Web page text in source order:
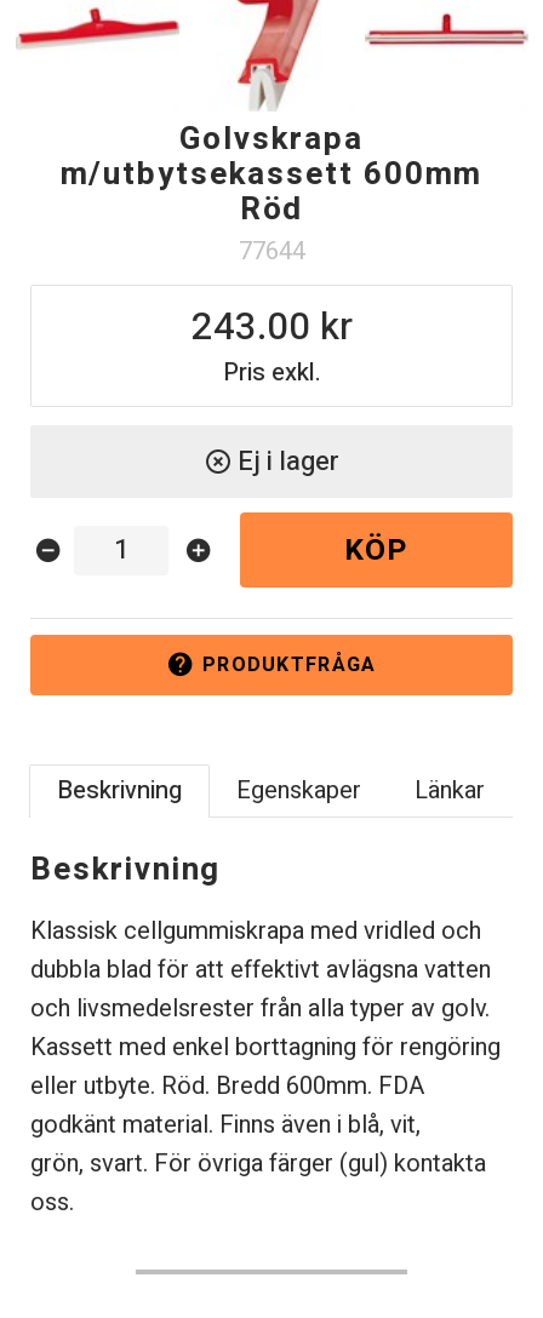
Golvskrapa
m/utbytsekassett 600mm
Röd
77644
Pris exkl.
243.00
highlight_off Ej i lager
help PRODUKTFRÅGA
remove_circle add_circle KÖP
Beskrivning Egenskaper Länkar
Beskrivning
Klassisk cellgummiskrapa med vridled och
dubbla blad för att effektivt avlägsna vatten
och livsmedelsrester från alla typer av golv.
Kassett med enkel borttagning för rengöring
eller utbyte. Röd. Bredd 600mm. FDA
godkänt material. Finns även i blå, vit,
grön, svart. För övriga färger (gul) kontakta
oss.